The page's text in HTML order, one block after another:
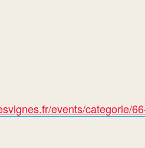
events/categorie/